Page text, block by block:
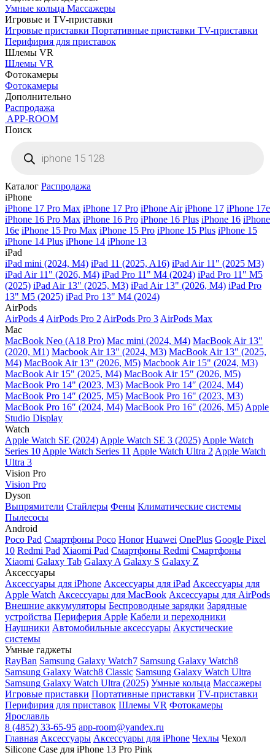
Умные кольца Массажеры
Игровые и TV-приставки
Игровые приставки Портативные приставки TV-приставки
Перифирия для приставок
Шлемы VR
Шлемы VR
Фотокамеры
Фотокамеры
Дополнительно
Распродажа
APP-ROOM
Поиск
товаров
Каталог Распродажа
iPhone
iPhone 17 Pro Max iPhone 17 Pro iPhone Air iPhone 17 iPhone 17e
iPhone 16 Pro Max iPhone 16 Pro iPhone 16 Plus iPhone 16 iPhone
16e iPhone 15 Pro Max iPhone 15 Pro iPhone 15 Plus iPhone 15
iPhone 14 Plus iPhone 14 iPhone 13
iPad
iPad mini (2024, M4) iPad 11 (2025, A16) iPad Air 11" (2025 M3)
iPad Air 11" (2026, M4) iPad Pro 11" M4 (2024) iPad Pro 11" M5
(2025) iPad Air 13" (2025, M3) iPad Air 13" (2026, M4) iPad Pro
13" M5 (2025) iPad Pro 13" M4 (2024)
AirPods
AirPods 4 AirPods Pro 2 AirPods Pro 3 AirPods Max
Mac
MacBook Neo (A18 Pro) Mac mini (2024, M4) MacBook Air 13"
(2020, M1) Macbook Air 13" (2024, M3) MacBook Air 13" (2025,
M4) MacBook Air 13″ (2026, M5) Macbook Air 15" (2024, M3)
MacBook Air 15" (2025, M4) MacBook Air 15″ (2026, M5)
MacBook Pro 14" (2023, M3) MacBook Pro 14″ (2024, M4)
MacBook Pro 14″ (2025, M5) MacBook Pro 16" (2023, M3)
MacBook Pro 16″ (2024, M4) MacBook Pro 16" (2026, M5) Apple
Studio Display
Watch
Apple Watch SE (2024) Apple Watch SE 3 (2025) Apple Watch
Series 10 Apple Watch Series 11 Apple Watch Ultra 2 Apple Watch
Ultra 3
Vision Pro
Vision Pro
Dyson
Выпрямители Стайлеры Фены Климатические системы
Пылесосы
Android
Poco Pad Смартфоны Poco Honor Huawei OnePlus Google Pixel
10 Redmi Pad Xiaomi Pad Смартфоны Redmi Смартфоны
Xiaomi Galaxy Tab Galaxy A Galaxy S Galaxy Z
Аксессуары
Аксессуары для iPhone Аксессуары для iPad Аксессуары для
Apple Watch Аксессуары для MacBook Аксессуары для AirPods
Внешние аккумуляторы Беспроводные зарядки Зарядные
устройства Периферия Apple Кабели и переходники
Наушники Автомобильные аксессуары Акустические
системы
Умные гаджеты
RayBan Samsung Galaxy Watch7 Samsung Galaxy Watch8
Samsung Galaxy Watch8 Classic Samsung Galaxy Watch Ultra
Samsung Galaxy Watch Ultra (2025) Умные кольца Массажеры
Игровые приставки Портативные приставки TV-приставки
Перифирия для приставок Шлемы VR Фотокамеры
Ярославль
8 (4852) 33-65-95 app-room@yandex.ru
Главная Аксессуары Аксессуары для iPhone Чехлы Чехол
Silicone Case для iPhone 13 Pro Pink